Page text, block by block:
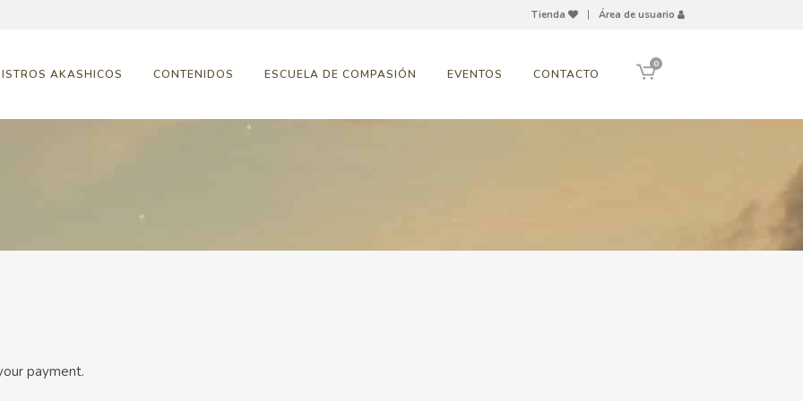
Tienda Área de usuario
0
AKASHICOS CONTENIDOS ESCUELA DE COMPASIÓN EVENTOS CONTACTO
payment.